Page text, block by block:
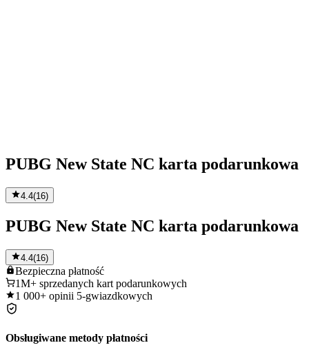
PUBG New State NC karta podarunkowa
4.4(16)
PUBG New State NC karta podarunkowa
4.4(16)
Bezpieczna płatność
1M+ sprzedanych kart podarunkowych
1 000+ opinii 5-gwiazdkowych
Obsługiwane metody płatności